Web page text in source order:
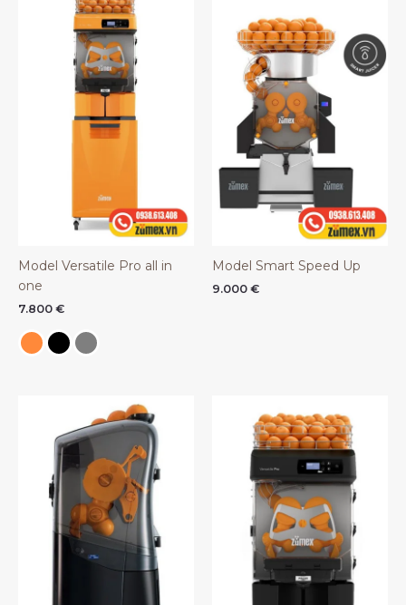
Model Versatile Pro all in
one
7.800 €
Model Smart Speed Up
9.000 €